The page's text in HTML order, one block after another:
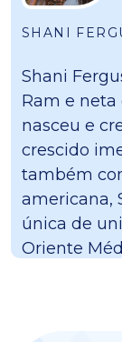
SHANI
Shani
Ram e neta
nasceu e
crescido
também
americana,
única de
Oriente